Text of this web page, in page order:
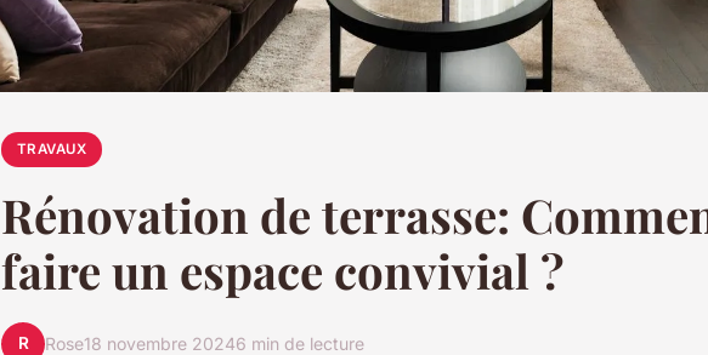
TRAVAUX
Rénovation de terrasse:
faire un espace convivial ?
R Rose18 novembre 20246 min de lecture